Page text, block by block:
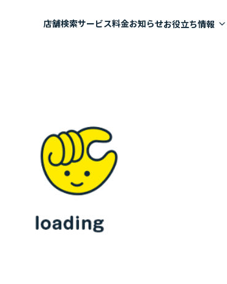
店舗検索サービス料金お知らせお役立ち情報